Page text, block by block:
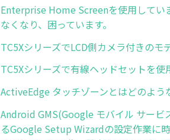
Enterprise Home Screenを使用してい
なくなり、困っています。
TC5XシリーズでLCD側カメラ付きのモ
TC5Xシリーズで有線ヘッドセットを
ActiveEdge タッチゾーンとはどのよう
Android GMS(Google モバイル サービ
るGoogle Setup Wizardの設定作業に